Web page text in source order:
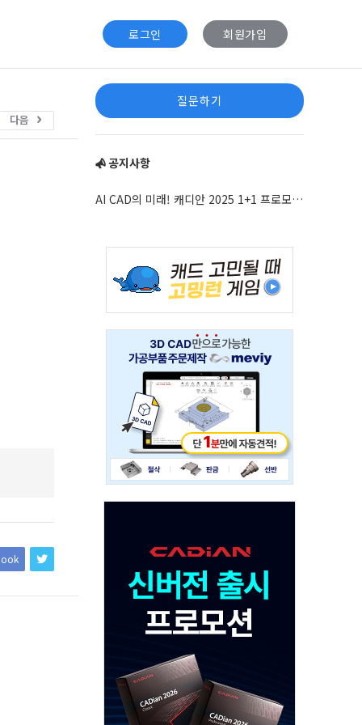
로그인 회원가입
다음
Sidebar
질문하기
공지사항
AI CAD의 미래! 캐디안 2025 1+1 프로모션 안내
234x60
234x60
120x600